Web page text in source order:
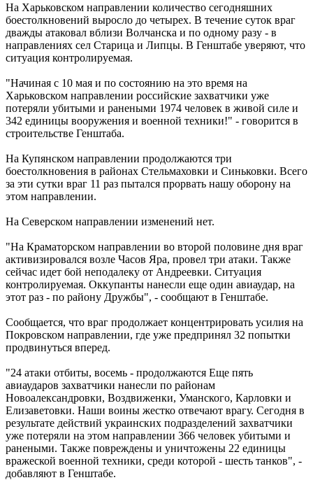
На Харьковском направлении количество сегодняшних
боестолкновений выросло до четырех. В течение суток враг
дважды атаковал вблизи Волчанска и по одному разу - в
направлениях сел Старица и Липцы. В Генштабе уверяют, что
ситуация контролируемая.
"Начиная с 10 мая и по состоянию на это время на
Харьковском направлении российские захватчики уже
потеряли убитыми и ранеными 1974 человек в живой силе и
342 единицы вооружения и военной техники!" - говорится в
строительстве Генштаба.
На Купянском направлении продолжаются три
боестолкновения в районах Стельмаховки и Синьковки. Всего
за эти сутки враг 11 раз пытался прорвать нашу оборону на
этом направлении.
На Северском направлении изменений нет.
"На Краматорском направлении во второй половине дня враг
активизировался возле Часов Яра, провел три атаки. Также
сейчас идет бой неподалеку от Андреевки. Ситуация
контролируемая. Оккупанты нанесли еще один авиаудар, на
этот раз - по району Дружбы", - сообщают в Генштабе.
Сообщается, что враг продолжает концентрировать усилия на
Покровском направлении, где уже предпринял 32 попытки
продвинуться вперед.
"24 атаки отбиты, восемь - продолжаются Еще пять
авиаударов захватчики нанесли по районам
Новоалександровки, Воздвиженки, Уманского, Карловки и
Елизаветовки. Наши воины жестко отвечают врагу. Сегодня в
результате действий украинских подразделений захватчики
уже потеряли на этом направлении 366 человек убитыми и
ранеными. Также повреждены и уничтожены 22 единицы
вражеской военной техники, среди которой - шесть танков", -
добавляют в Генштабе.